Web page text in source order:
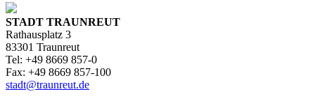
STADT TRAUNREUT
Rathausplatz 3
83301 Traunreut
Tel: +49 8669 857-0
Fax: +49 8669 857-100
stadt@traunreut.de